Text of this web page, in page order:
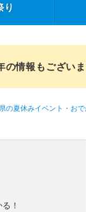
り
情報もござい
の夏休みイベント・お
！